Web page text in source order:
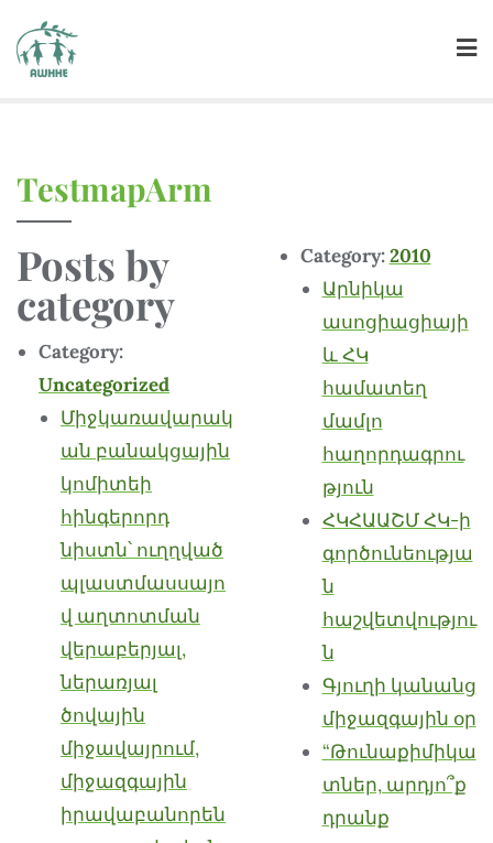
TestmapArm
Posts by
category
Category:
Uncategorized
Միջկառավարակ
ան բանակցային
կոմիտեի
հինգերորդ
նիստն՝ ուղղված
պլաստմասսայո
վ աղտոտման
վերաբերյալ,
ներառյալ
ծովային
միջավայրում,
միջազգային
իրավաբանորեն
Category:2010
Արնիկա
ասոցիացիայի
և ՀԿ
համատեղ
մամլո
հաղորդագրու
թյուն
ՀԿՀԱԱՇՄ ՀԿ-ի
գործունեությա
ն
հաշվետվությու
ն
Գյուղի կանանց
միջազգային օր
“Թունաքիմիկա
տներ, արդյո՞ք
դրանք